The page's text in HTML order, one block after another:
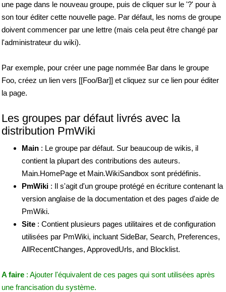
une page dans le nouveau groupe, puis de cliquer sur le '?' pour à
son tour éditer cette nouvelle page. Par défaut, les noms de groupe
doivent commencer par une lettre (mais cela peut être changé par
l'administrateur du wiki).
Par exemple, pour créer une page nommée Bar dans le groupe
Foo, créez un lien vers [[Foo/Bar]] et cliquez sur ce lien pour éditer
la page.
Les groupes par défaut livrés avec la
distribution PmWiki
Main : Le groupe par défaut. Sur beaucoup de wikis, il
contient la plupart des contributions des auteurs.
Main.HomePage et Main.WikiSandbox sont prédéfinis.
PmWiki : Il s'agit d'un groupe protégé en écriture contenant la
version anglaise de la documentation et des pages d'aide de
PmWiki.
Site : Contient plusieurs pages utilitaires et de configuration
utilisées par PmWiki, incluant SideBar, Search, Preferences,
AllRecentChanges, ApprovedUrls, and Blocklist.
A faire : Ajouter l'équivalent de ces pages qui sont utilisées après
une francisation du système.